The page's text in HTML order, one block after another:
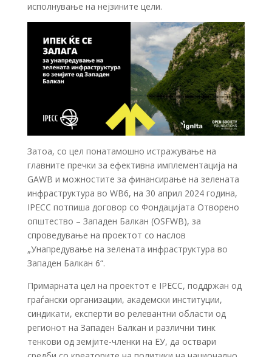
исполнување на нејзините цели.
Затоа, со цел понатамошно истражување на
главните пречки за ефективна имплементација на
GAWB и можностите за финансирање на зелената
инфраструктура во WB6, на 30 април 2024 година,
IPECC потпиша договор со Фондацијата Отворено
општество – Западен Балкан (OSFWB), за
спроведување на проектот со наслов
„Унапредување на зелената инфраструктура во
Западен Балкан 6“.
Примарната цел на проектот е IPECC, поддржан од
граѓански организации, академски институции,
синдикати, експерти во релевантни области од
регионот на Западен Балкан и различни тинк
тенкови од земјите-членки на ЕУ, да оствари